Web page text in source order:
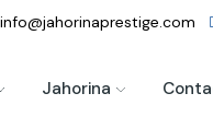
info@jahorinaprestige.com
Jahorina